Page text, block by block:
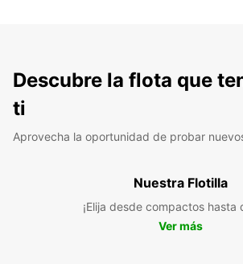
Descubre la flota que
ti
Aprovecha la oportunidad de probar
Nuestra Flotilla
¡Elija desde compactos hasta
Ver más